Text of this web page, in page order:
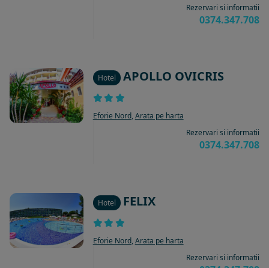
Rezervari si informatii
0374.347.708
Hotel APOLLO OVICRIS
Eforie Nord, Arata pe harta
Rezervari si informatii
0374.347.708
Hotel FELIX
Eforie Nord, Arata pe harta
Rezervari si informatii